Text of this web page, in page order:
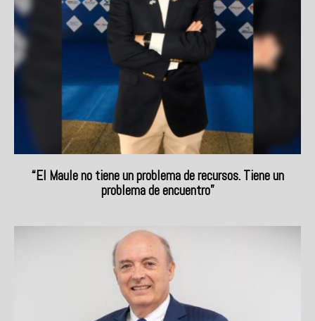
“El Maule no tiene un problema de recursos. Tiene un
problema de encuentro”